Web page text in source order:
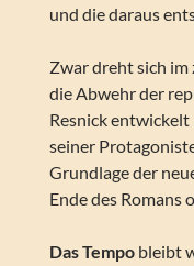
und die daraus
Zwar dreht sich im
die Abwehr der
Resnick
seiner
Grundlage der
Ende des Romans
Das Tempobleibt